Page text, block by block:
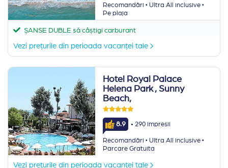
Recomandări ·Ultra All inclusive ·
Pe plaja
ȘANSE DUBLE să câștigi carburant
Vezi prețurile din perioada vacanței tale
Hotel Royal Palace
Helena Park , Sunny
Beach,
8.9 · 290 impresii
Recomandări ·Ultra All inclusive ·
Parcare Gratuita
Vezi prețurile din perioada vacanței tale